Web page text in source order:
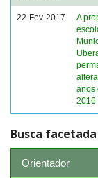
22-Fev-2017
A
anos
2016
Busca facetada
Orientador